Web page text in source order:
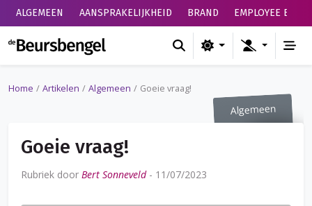
ALGEMEEN AANSPRAKELIJKHEID BRAND EMPLOYEE
de Beursbengel
Home Artikelen Algemeen Goeie vraag!
Algemeen
Goeie vraag!
Rubriek door Bert Sonneveld- 11/07/2023